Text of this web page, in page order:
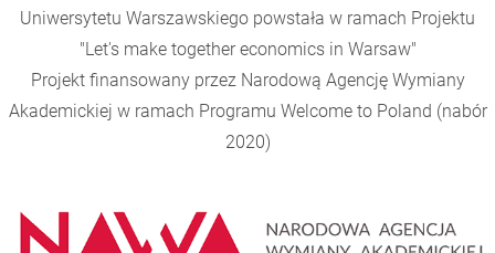
Uniwersytetu Warszawskiego powstała w ramach Projektu
"Let's make together economics in Warsaw"
Projekt finansowany przez Narodową Agencję Wymiany
Akademickiej w ramach Programu Welcome to Poland (nabór
2020)